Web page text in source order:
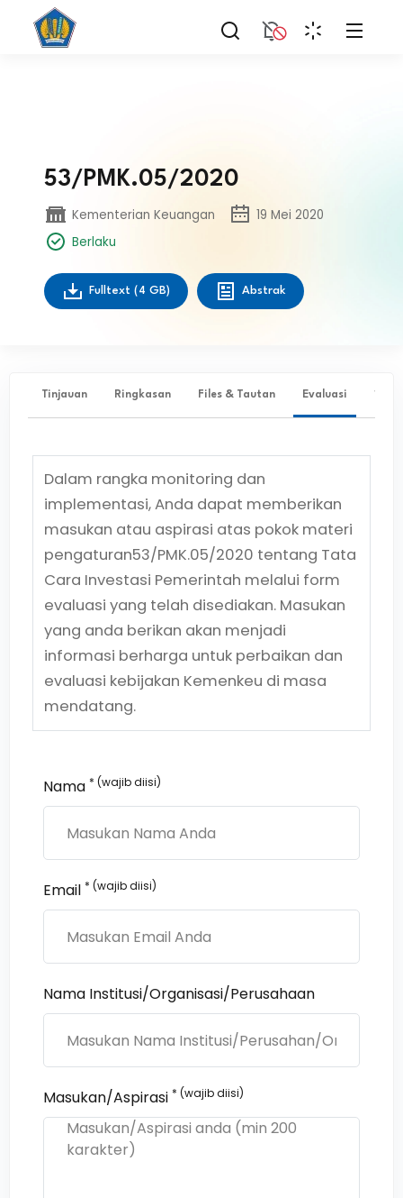
53/PMK.05/2020
Kementerian Keuangan
19 Mei 2020
Berlaku
Fulltext (4 GB) Abstrak
Tinjauan Ringkasan Files & Tautan Evaluasi ✨
Dalam rangka monitoring dan
implementasi, Anda dapat memberikan
masukan atau aspirasi atas pokok materi
pengaturan53/PMK.05/2020 tentang Tata
Cara Investasi Pemerintah melalui form
evaluasi yang telah disediakan. Masukan
yang anda berikan akan menjadi
informasi berharga untuk perbaikan dan
evaluasi kebijakan Kemenkeu di masa
mendatang.
Nama * (wajib diisi)
Email * (wajib diisi)
Nama Institusi/Organisasi/Perusahaan
Masukan/Aspirasi * (wajib diisi)